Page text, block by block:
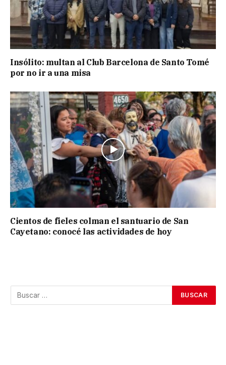
Insólito: multan al Club Barcelona de Santo Tomé
por no ir a una misa
Cientos de fieles colman el santuario de San
Cayetano: conocé las actividades de hoy